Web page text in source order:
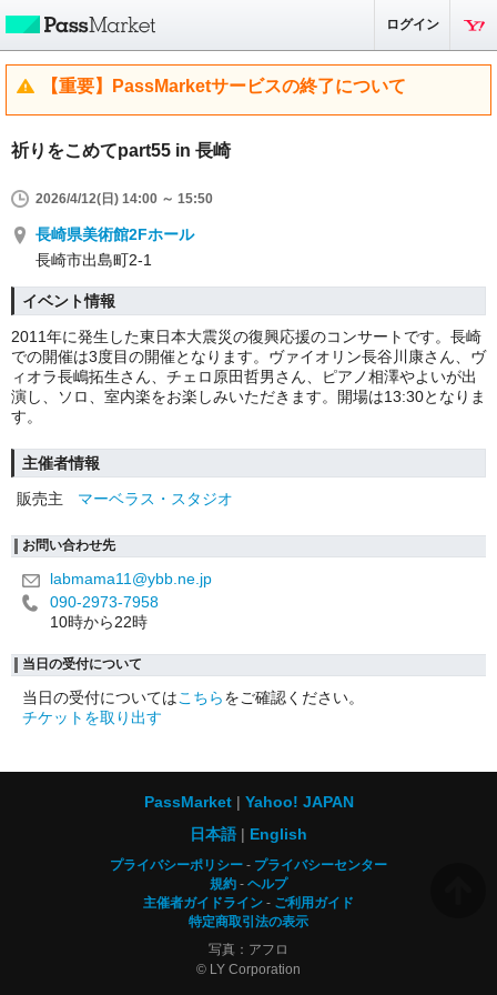
ログイン
【重要】PassMarketサービスの終了について
祈りをこめてpart55 in 長崎
2026/4/12(日) 14:00 ～ 15:50
長崎県美術館2Fホール
長崎市出島町2-1
イベント情報
2011年に発生した東日本大震災の復興応援のコンサートです。長崎
での開催は3度目の開催となります。ヴァイオリン長谷川康さん、ヴ
ィオラ長嶋拓生さん、チェロ原田哲男さん、ピアノ相澤やよいが出
演し、ソロ、室内楽をお楽しみいただきます。開場は13:30となりま
す。
主催者情報
販売主
マーベラス・スタジオ
お問い合わせ先
labmama11@ybb.ne.jp
090-2973-7958
10時から22時
当日の受付について
当日の受付についてはこちらをご確認ください。
チケットを取り出す
PassMarket
Yahoo! JAPAN
日本語
English
プライバシーポリシー
プライバシーセンター
規約
ヘルプ
主催者ガイドライン
ご利用ガイド
特定商取引法の表示
写真：アフロ
© LY Corporation